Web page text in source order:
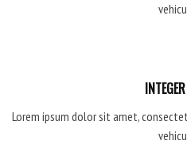
Lorem ipsum dolor sit amet,